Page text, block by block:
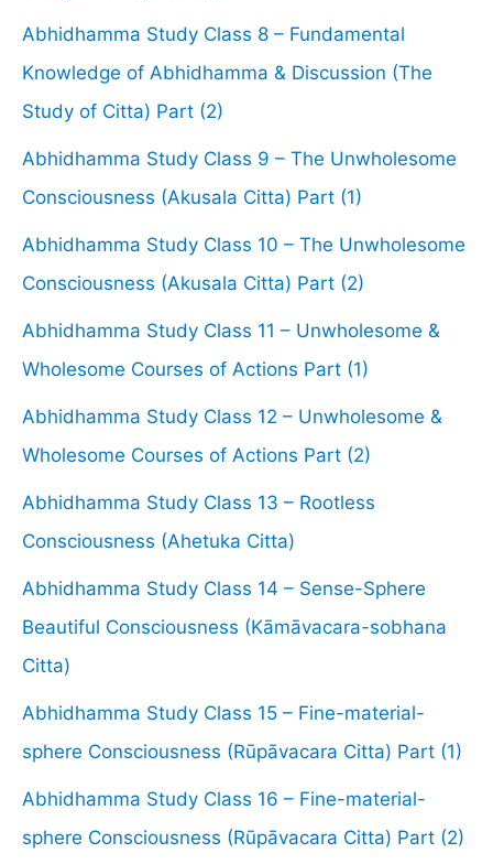
Abhidhamma Study Class 8 – Fundamental
Knowledge of Abhidhamma & Discussion (The
Study of Citta) Part (2)
Abhidhamma Study Class 9 – The Unwholesome
Consciousness (Akusala Citta) Part (1)
Abhidhamma Study Class 10 – The Unwholesome
Consciousness (Akusala Citta) Part (2)
Abhidhamma Study Class 11 – Unwholesome &
Wholesome Courses of Actions Part (1)
Abhidhamma Study Class 12 – Unwholesome &
Wholesome Courses of Actions Part (2)
Abhidhamma Study Class 13 – Rootless
Consciousness (Ahetuka Citta)
Abhidhamma Study Class 14 – Sense-Sphere
Beautiful Consciousness (Kāmāvacara-sobhana
Citta)
Abhidhamma Study Class 15 – Fine-material-
sphere Consciousness (Rūpāvacara Citta) Part (1)
Abhidhamma Study Class 16 – Fine-material-
sphere Consciousness (Rūpāvacara Citta) Part (2)